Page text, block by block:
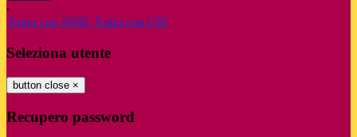
-
Entra con SPID Entra con CIE
Seleziona utente
button close ×
Recupero password